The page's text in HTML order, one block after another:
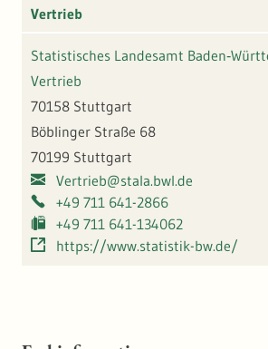
Vertrieb
Statistisches Landesamt
Vertrieb
70158 Stuttgart
Böblinger Straße 68
70199 Stuttgart
Vertrieb@stala.bwl.de
+49 711 641-2866
+49 711 641-134062
https://www.statistik-bw.de/